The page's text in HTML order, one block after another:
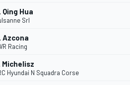
Qing Hua
Srl
Azcona
Racing
Michelisz
Hyundai N Squadra Corse